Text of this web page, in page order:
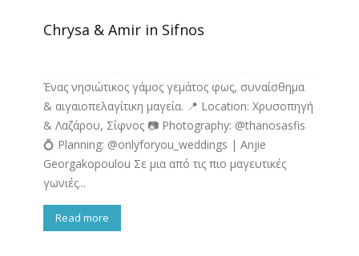
Chrysa & Amir in Sifnos
Ένας νησιώτικος γάμος γεμάτος φως, συναίσθημα
& αιγαιοπελαγίτικη μαγεία. 📍 Location: Χρυσοπηγή
& Λαζάρου, Σίφνος 📷 Photography: @thanosasfis
💍 Planning: @onlyforyou_weddings | Anjie
Georgakopoulou Σε μια από τις πιο μαγευτικές
γωνιές...
Read more